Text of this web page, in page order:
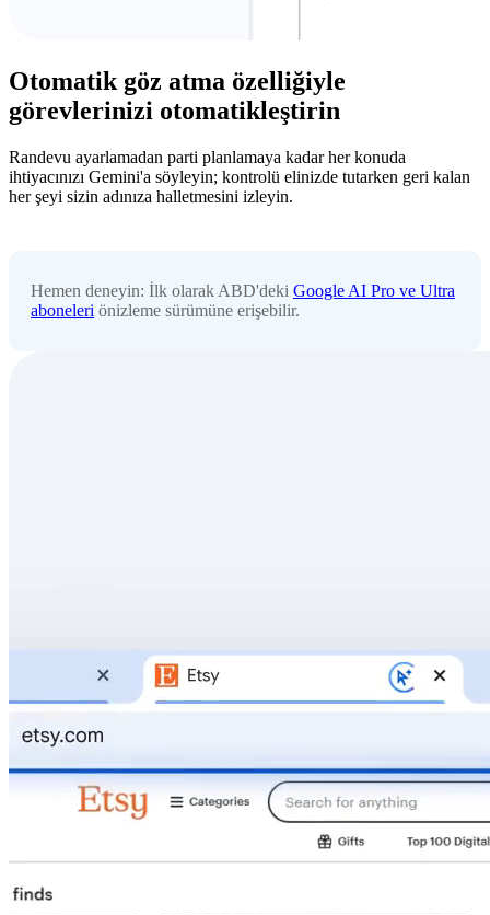
Otomatik göz atma özelliğiyle
görevlerinizi otomatikleştirin
Randevu ayarlamadan parti planlamaya kadar her konuda
ihtiyacınızı Gemini'a söyleyin; kontrolü elinizde tutarken geri kalan
her şeyi sizin adınıza halletmesini izleyin.
Hemen deneyin: İlk olarak ABD'deki Google AI Pro ve Ultra
aboneleri önizleme sürümüne erişebilir.